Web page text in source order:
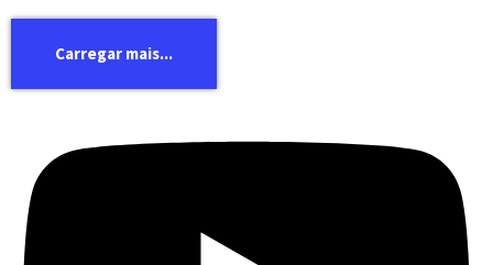
Carregar mais...